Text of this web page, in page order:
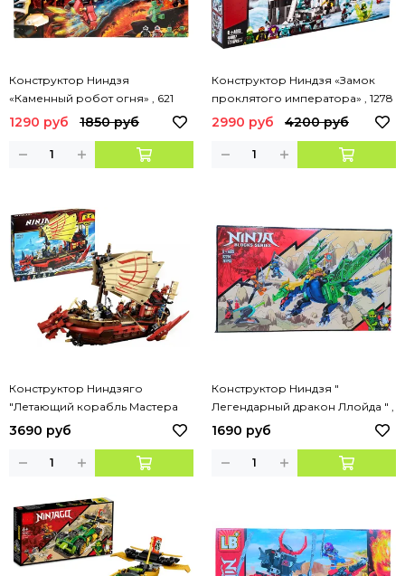
Конструктор Ниндзя
«Каменный робот огня» , 621
деталей
1290 руб 1850 руб
Конструктор Ниндзя «Замок
проклятого императора» , 1278
деталей арт.44007
2990 руб 4200 руб
Конструктор Ниндзяго
"Летающий корабль Мастера
Ву", 1781 деталь
3690 руб
Конструктор Ниндзя "
Легендарный дракон Ллойда " ,
767 деталей
1690 руб